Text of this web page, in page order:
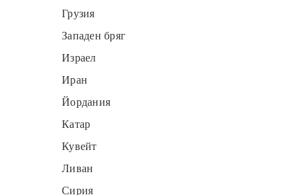
Грузия
Западен бряг
Израел
Иран
Йордания
Катар
Кувейт
Ливан
Сирия